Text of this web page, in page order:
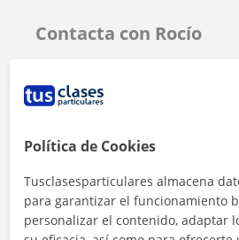
Contacta con Rocío
Tarifa
Política de Cookies
Tusclasesparticulares almacena
para garantizar el funcionamiento
personalizar el contenido, adaptar